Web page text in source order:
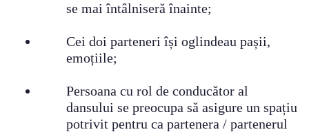
se mai întâlniseră înainte;
Cei doi parteneri își oglindeau pașii,
emoțiile;
Persoana cu rol de conducător al
dansului se preocupa să asigure un spațiu
potrivit pentru ca partenera / partenerul